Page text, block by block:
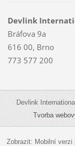
Devlink
Bráfova 9a
616 00, Brno
773 577 200
Devlink
Tvorba
Zobrazit: Mobilní verzi